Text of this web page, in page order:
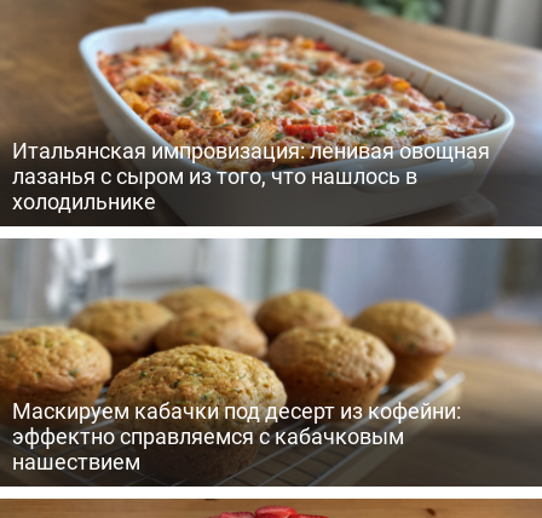
Итальянская импровизация: ленивая овощная
лазанья с сыром из того, что нашлось в
холодильнике
Маскируем кабачки под десерт из кофейни:
эффектно справляемся с кабачковым
нашествием